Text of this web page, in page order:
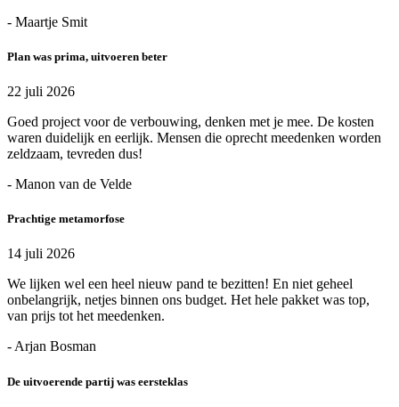
- Maartje Smit
Plan was prima, uitvoeren beter
22 juli 2026
Goed project voor de verbouwing, denken met je mee. De kosten
waren duidelijk en eerlijk. Mensen die oprecht meedenken worden
zeldzaam, tevreden dus!
- Manon van de Velde
Prachtige metamorfose
14 juli 2026
We lijken wel een heel nieuw pand te bezitten! En niet geheel
onbelangrijk, netjes binnen ons budget. Het hele pakket was top,
van prijs tot het meedenken.
- Arjan Bosman
De uitvoerende partij was eersteklas